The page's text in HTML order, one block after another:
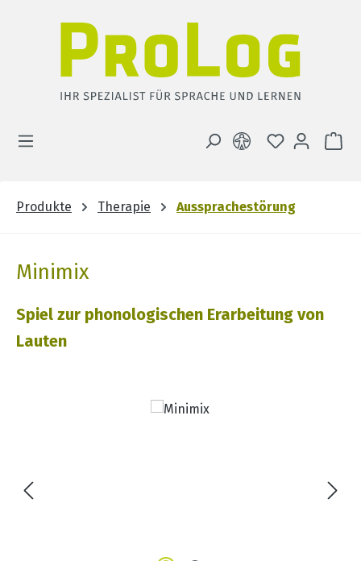
DU HAST 0
Produkte Therapie Aussprachestörung
Minimix
Spiel zur phonologischen Erarbeitung von
Lauten
Bildergalerie überspringen